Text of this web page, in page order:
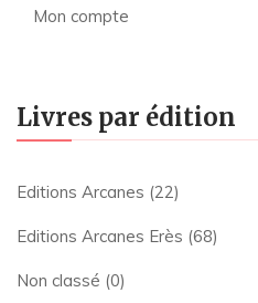
Mon compte
Livres par édition
Editions Arcanes (22)
Editions Arcanes Erès (68)
Non classé (0)